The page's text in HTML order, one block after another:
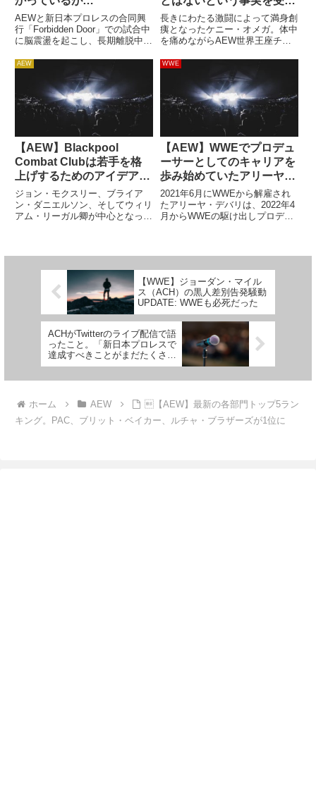
AEWと新日本プロレスの合同興
行「Forbidden Door」での試合中
に脳震盪を起こし、長期離脱中の
深刻なものとされ、一時は「復帰
できるかどうかわからない」とい
う報道もありました。2021年夏
の入団以降、頻...
入れている」と報じられる
長きにわたる激闘によって満身創
痍となったケニー・オメガ。体中
を痛めながらAEW世界王座チャ
年、ハングマン・ペイジに敗れて
タイトルを落としたことにより、
彼は長期欠場に入りました。現在
に至るまで復帰の具体的な日程
は...
AEW
【AEW】Blackpool
Combat Clubは若手を格
上げするためのアイデアだ
った
ジョン・モクスリー、ブライア
ン・ダニエルソン、そしてウィリ
アム・リーガル卿が中心となって
リーガル卿は...
WWE
【AEW】WWEでプロデュ
ーサーとしてのキャリアを
歩み始めていたアリーヤ・
デバリがAEWとフルタイ
ム契約を結んだと報じられ
る
2021年6月にWWEから解雇され
たアリーヤ・デバリは、2022年4
月からWWEの駆け出しプロデュ
おり、順調に新...
【WWE】ジョーダン・マイル
ス（ACH）の黒人差別告発騒動
UPDATE: WWEも必死だった
ACHがTwitterのライブ配信で語
ったこと。「新日本プロレスで
達成すべきことがまだたくさん
残っている」
ホーム AEW
【AEW】最新の各部門トップ5ラン
キング。PAC、ブリット・ベイカー、ルチャ・ブラザーズが1位に